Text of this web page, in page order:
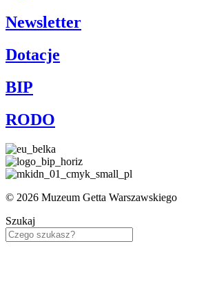
Newsletter
Dotacje
BIP
RODO
© 2026 Muzeum Getta Warszawskiego
Szukaj